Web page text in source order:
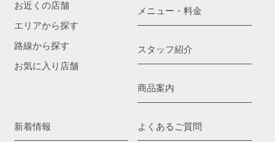
お近くの店舗
エリアから探す
路線から探す
お気に入り店舗
メニュー・料金
スタッフ紹介
商品案内
新着情報 よくあるご質問